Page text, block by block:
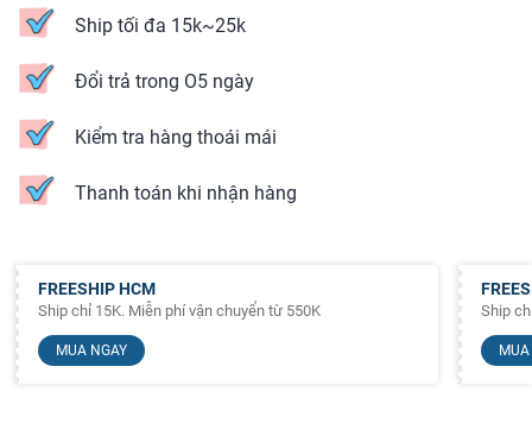
Ship tối đa 15k~25k
Đổi trả trong O5 ngày
Kiểm tra hàng thoái mái
Thanh toán khi nhận hàng
FREESHIP HCM
Ship chỉ 15K. Miễn phí vận chuyển từ 550K
MUA NGAY
Ship